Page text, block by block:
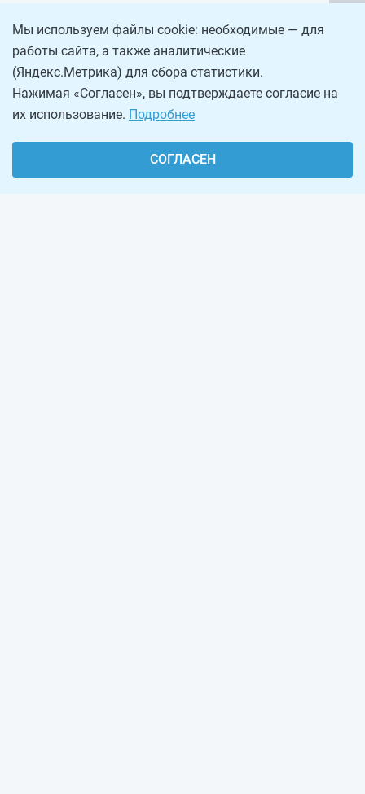
Мы используем файлы cookie: необходимые — для
работы сайта, а также аналитические
(Яндекс.Метрика) для сбора статистики.
Нажимая «Согласен», вы подтверждаете согласие на
их использование. Подробнее
СОГЛАСЕН